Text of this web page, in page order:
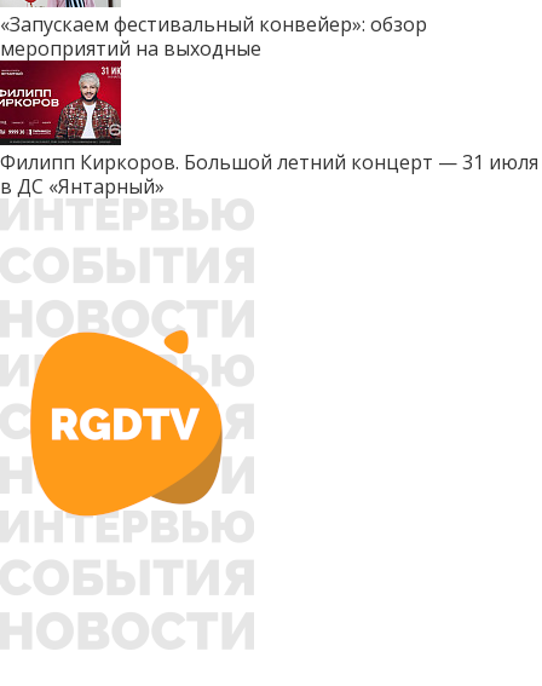
«Запускаем фестивальный конвейер»: обзор
мероприятий на выходные
Филипп Киркоров. Большой летний концерт — 31 июля
в ДС «Янтарный»